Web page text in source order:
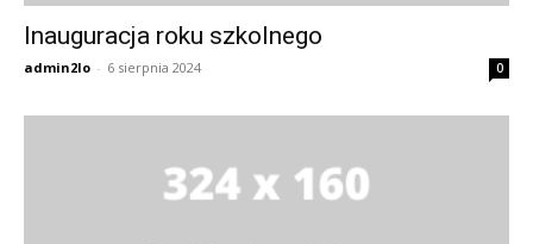
Inauguracja roku szkolnego
admin2lo - 6 sierpnia 2024 0